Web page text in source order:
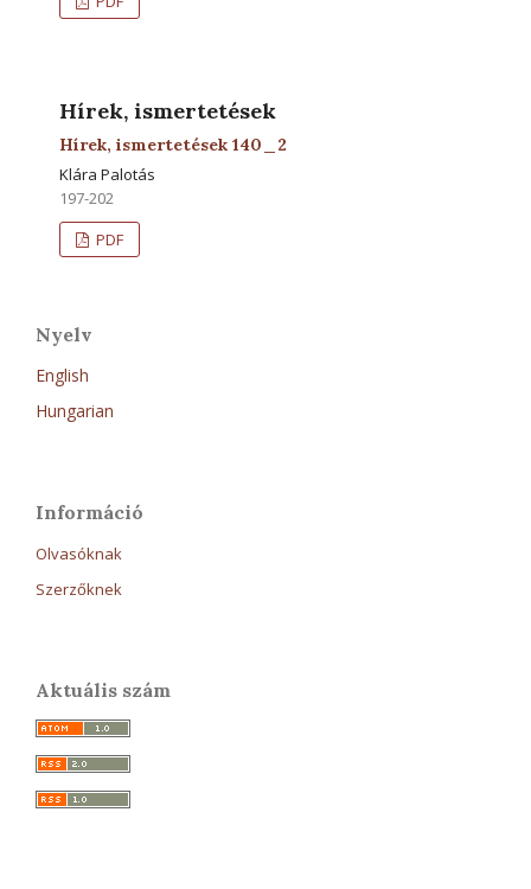
Hírek, ismertetések
Hírek, ismertetések 140_2
Klára Palotás
197-202
PDF
Nyelv
English
Hungarian
Információ
Olvasóknak
Szerzőknek
Aktuális szám